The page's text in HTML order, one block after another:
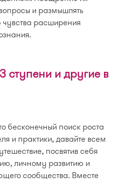
и размышлять
чувства расширения
ступени и другие в
бесконечный поиск роста
и практики, давайте всем
посвятив себя
личному развитию и
сообщества. Вместе